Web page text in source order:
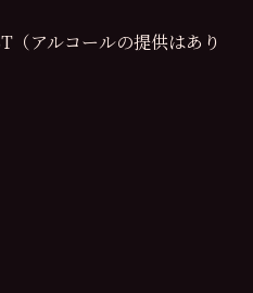
アルコールの提供はあり